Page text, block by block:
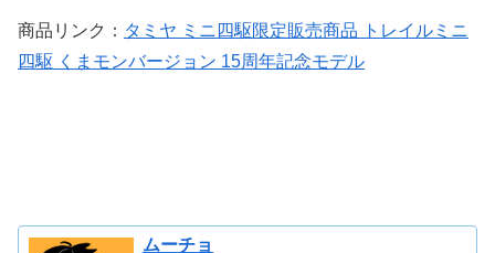
商品リンク： タミヤ ミニ四駆限定販売商品 トレイルミニ
四駆 くまモンバージョン 15周年記念モデル
ムーチョ